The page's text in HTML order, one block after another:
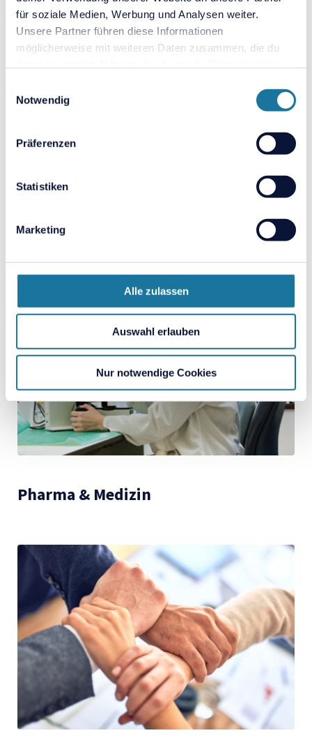
für soziale Medien, Werbung und Analysen weiter.
Unsere Partner führen diese Informationen
möglicherweise mit weiteren Daten zusammen, die du
Notwendig
Präferenzen
Statistiken
Marketing
Alle zulassen
Auswahl erlauben
Nur notwendige Cookies
Universitäten & Hochschulen
Pharma & Medizin